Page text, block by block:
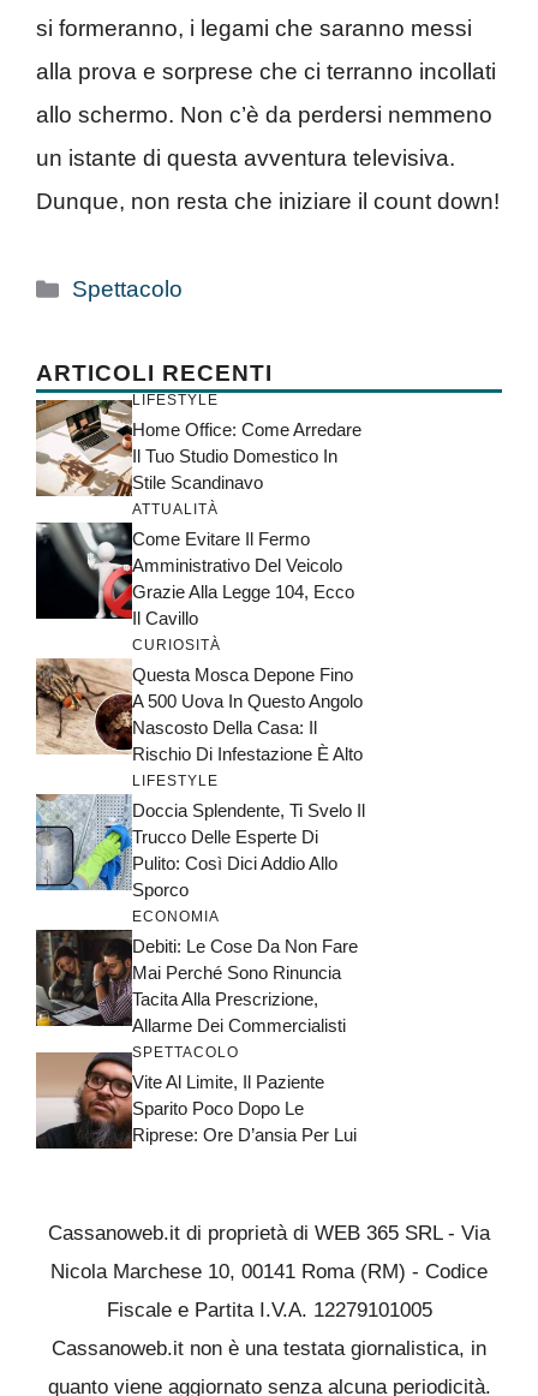
si formeranno, i legami che saranno messi
alla prova e sorprese che ci terranno incollati
allo schermo. Non c’è da perdersi nemmeno
un istante di questa avventura televisiva.
Dunque, non resta che iniziare il count down!
Categorie
Spettacolo
ARTICOLI RECENTI
LIFESTYLE
Home Office: Come Arredare
Il Tuo Studio Domestico In
Stile Scandinavo
ATTUALITÀ
Come Evitare Il Fermo
Amministrativo Del Veicolo
Grazie Alla Legge 104, Ecco
Il Cavillo
CURIOSITÀ
Questa Mosca Depone Fino
A 500 Uova In Questo Angolo
Nascosto Della Casa: Il
Rischio Di Infestazione È Alto
LIFESTYLE
Doccia Splendente, Ti Svelo Il
Trucco Delle Esperte Di
Pulito: Così Dici Addio Allo
Sporco
ECONOMIA
Debiti: Le Cose Da Non Fare
Mai Perché Sono Rinuncia
Tacita Alla Prescrizione,
Allarme Dei Commercialisti
SPETTACOLO
Vite Al Limite, Il Paziente
Sparito Poco Dopo Le
Riprese: Ore D’ansia Per Lui
Cassanoweb.it di proprietà di WEB 365 SRL - Via
Nicola Marchese 10, 00141 Roma (RM) - Codice
Fiscale e Partita I.V.A. 12279101005
Cassanoweb.it non è una testata giornalistica, in
quanto viene aggiornato senza alcuna periodicità.